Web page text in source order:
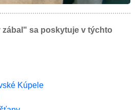
sa poskytuje v týchto
Kúpele